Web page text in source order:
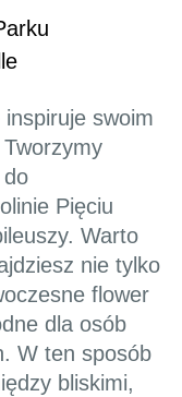
swoim
do
Pięciu
Warto
nie tylko
flower
dla osób
W ten sposób
bliskimi,